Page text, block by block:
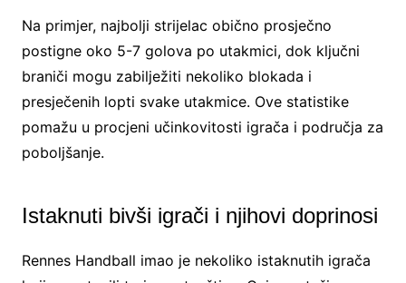
Na primjer, najbolji strijelac obično prosječno
postigne oko 5-7 golova po utakmici, dok ključni
braniči mogu zabilježiti nekoliko blokada i
presječenih lopti svake utakmice. Ove statistike
pomažu u procjeni učinkovitosti igrača i područja za
poboljšanje.
Istaknuti bivši igrači i njihovi doprinosi
Rennes Handball imao je nekoliko istaknutih igrača